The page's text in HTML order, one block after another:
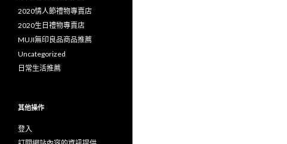
2020情人節禮物專賣店
2020生日禮物專賣店
MUJI無印良品商品推薦
Uncategorized
日常生活推薦
其他操作
登入